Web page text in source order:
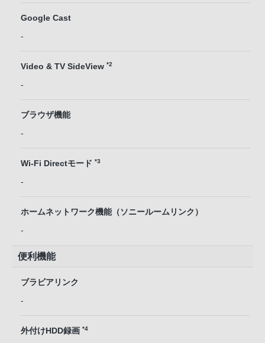
Google Cast
-
Video & TV SideView *2
-
ブラウザ機能
-
Wi-Fi Directモード *3
-
ホームネットワーク機能（ソニールームリンク）
-
便利機能
ブラビアリンク
-
外付けHDD録画 *4